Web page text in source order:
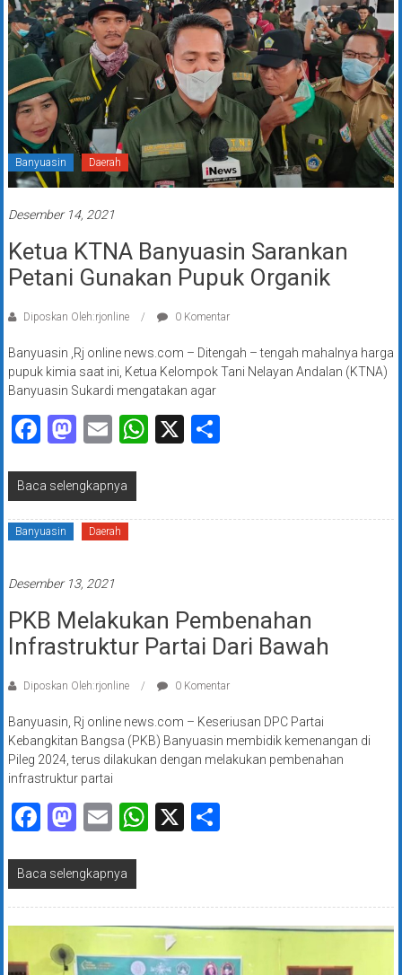
Banyuasin Daerah
Desember 14, 2021
Ketua KTNA Banyuasin Sarankan
Petani Gunakan Pupuk Organik
Diposkan Oleh:rjonline 0 Komentar
Banyuasin ,Rj online news.com – Ditengah – tengah mahalnya harga
pupuk kimia saat ini, Ketua Kelompok Tani Nelayan Andalan (KTNA)
Banyuasin Sukardi mengatakan agar
Facebook
Mastodon
EmailWhatsApp
X Share
Baca selengkapnya
Banyuasin Daerah
Desember 13, 2021
PKB Melakukan Pembenahan
Infrastruktur Partai Dari Bawah
Diposkan Oleh:rjonline 0 Komentar
Banyuasin, Rj online news.com – Keseriusan DPC Partai
Kebangkitan Bangsa (PKB) Banyuasin membidik kemenangan di
Pileg 2024, terus dilakukan dengan melakukan pembenahan
infrastruktur partai
Facebook
Mastodon
EmailWhatsApp
X Share
Baca selengkapnya